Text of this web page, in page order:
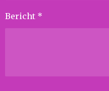
Bericht *